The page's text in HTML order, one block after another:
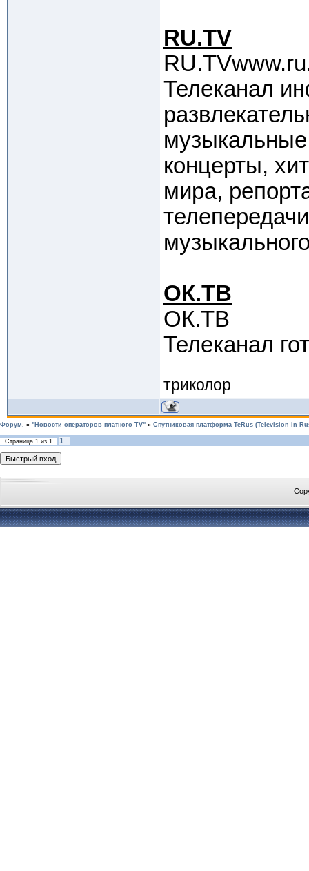
RU.TV
Телеканал
концерты,
мира,
ОК.ТВ
ОК.ТВ
Телеканал
триколор
Форум. » "Новости операторов платного TV" » Спутниковая платформа TeRus (Television in
Страница 1 из 1 1